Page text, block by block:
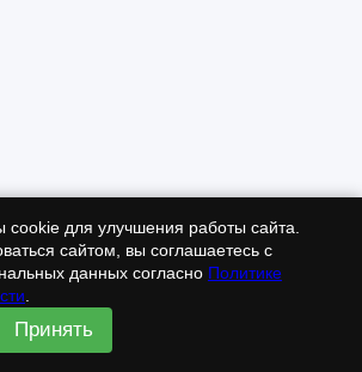
для улучшения работы сайта.
сайтом, вы соглашаетесь с
данных согласно Политике
Принять